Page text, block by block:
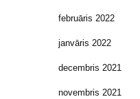
februāris 2022
janvāris 2022
decembris 2021
novembris 2021